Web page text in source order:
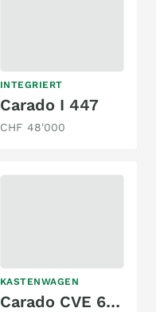
INTEGRIERT
Carado I 447
CHF 48'000
KASTENWAGEN
Carado CVE 600 CLEVER + EDITION 2.3MJ